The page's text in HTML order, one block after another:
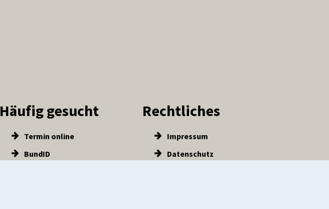
Häufig gesucht
Termin online
BundID
Rechtliches
Impressum
Datenschutz